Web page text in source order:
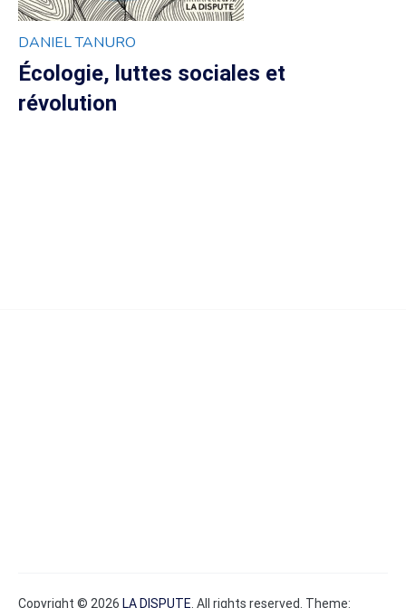
DANIEL TANURO
Écologie, luttes sociales et
révolution
Copyright © 2026 LA DISPUTE . All rights reserved. Theme: